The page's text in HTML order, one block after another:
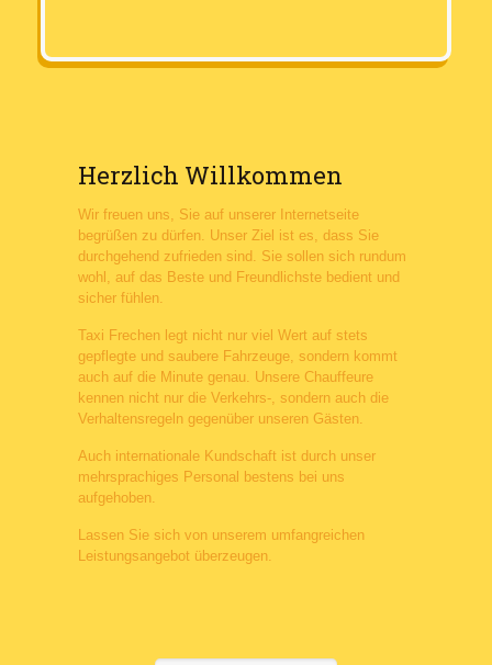
Herzlich Willkommen
Wir freuen uns, Sie auf unserer Internetseite
begrüßen zu dürfen. Unser Ziel ist es, dass Sie
durchgehend zufrieden sind. Sie sollen sich rundum
wohl, auf das Beste und Freundlichste bedient und
sicher fühlen.
Taxi Frechen legt nicht nur viel Wert auf stets
gepflegte und saubere Fahrzeuge, sondern kommt
auch auf die Minute genau. Unsere Chauffeure
kennen nicht nur die Verkehrs-, sondern auch die
Verhaltensregeln gegenüber unseren Gästen.
Auch internationale Kundschaft ist durch unser
mehrsprachiges Personal bestens bei uns
aufgehoben.
Lassen Sie sich von unserem umfangreichen
Leistungsangebot überzeugen.